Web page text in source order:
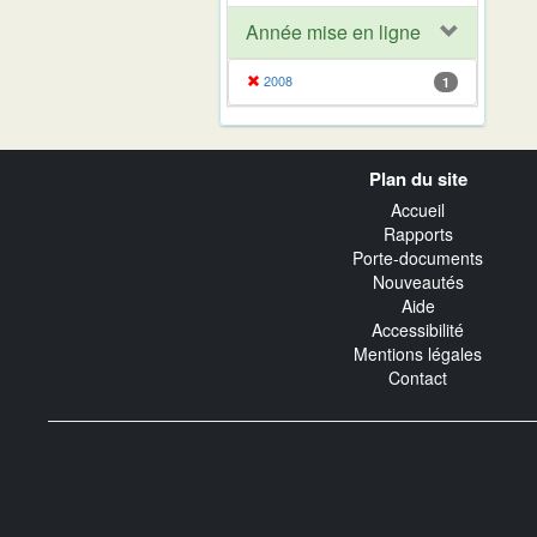
Année mise en ligne
2008 1
Plan du site
Accueil
Rapports
Porte-documents
Nouveautés
Aide
Accessibilité
Mentions légales
Contact